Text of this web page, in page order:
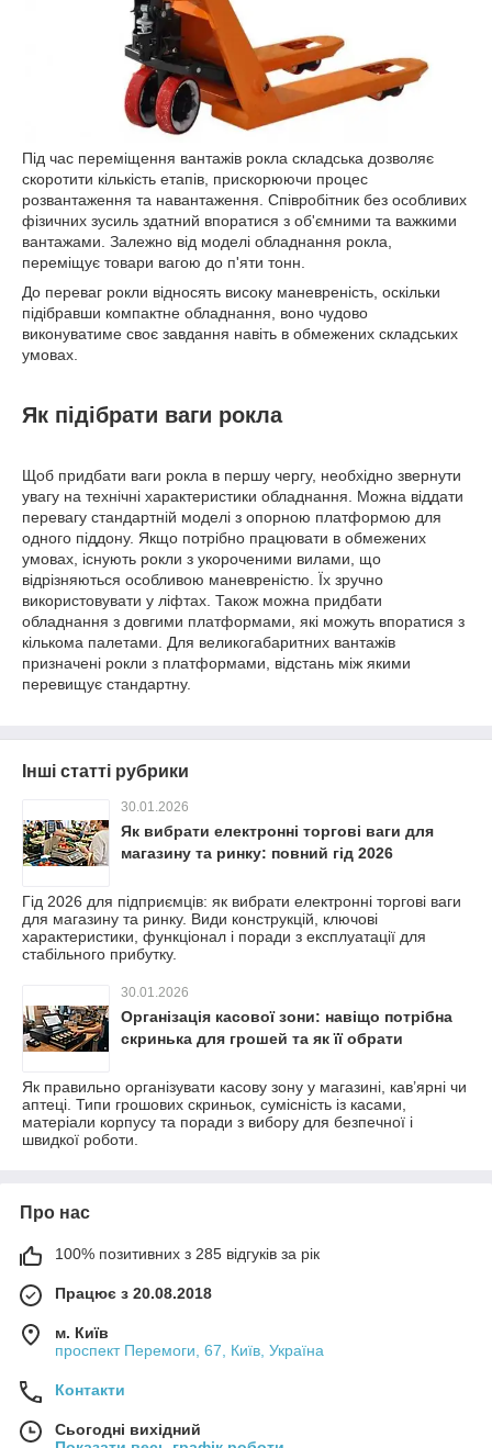
Під час переміщення вантажів рокла складська дозволяє
скоротити кількість етапів, прискорюючи процес
розвантаження та навантаження. Співробітник без особливих
фізичних зусиль здатний впоратися з об'ємними та важкими
вантажами. Залежно від моделі обладнання рокла,
переміщує товари вагою до п'яти тонн.
До переваг рокли відносять високу маневреність, оскільки
підібравши компактне обладнання, воно чудово
виконуватиме своє завдання навіть в обмежених складських
умовах.
Як підібрати ваги рокла
Щоб придбати ваги рокла в першу чергу, необхідно звернути
увагу на технічні характеристики обладнання. Можна віддати
перевагу стандартній моделі з опорною платформою для
одного піддону. Якщо потрібно працювати в обмежених
умовах, існують рокли з укороченими вилами, що
відрізняються особливою маневреністю. Їх зручно
використовувати у ліфтах. Також можна придбати
обладнання з довгими платформами, які можуть впоратися з
кількома палетами. Для великогабаритних вантажів
призначені рокли з платформами, відстань між якими
перевищує стандартну.
Інші статті рубрики
30.01.2026
Як вибрати електронні торгові ваги для
магазину та ринку: повний гід 2026
Гід 2026 для підприємців: як вибрати електронні торгові ваги
для магазину та ринку. Види конструкцій, ключові
характеристики, функціонал і поради з експлуатації для
стабільного прибутку.
30.01.2026
Організація касової зони: навіщо потрібна
скринька для грошей та як її обрати
Як правильно організувати касову зону у магазині, кав’ярні чи
аптеці. Типи грошових скриньок, сумісність із касами,
матеріали корпусу та поради з вибору для безпечної і
швидкої роботи.
Про нас
100% позитивних з 285 відгуків за рік
Працює з 20.08.2018
м. Київ
проспект Перемоги, 67, Київ, Україна
Контакти
Сьогодні вихідний